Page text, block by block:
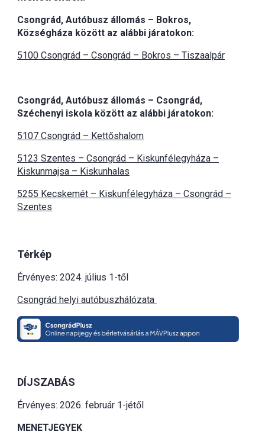
Csongrád, Autóbusz állomás – Bokros,
Községháza között az alábbi járatokon:
5100 Csongrád – Csongrád – Bokros – Tiszaalpár
Csongrád, Autóbusz állomás – Csongrád,
Széchenyi iskola között az alábbi járatokon:
5107 Csongrád – Kettőshalom
5123 Szentes – Csongrád – Kiskunfélegyháza –
Kiskunmajsa – Kiskunhalas
5255 Kecskemét – Kiskunfélegyháza – Csongrád –
Szentes
Térkép
Érvényes: 2024. július 1-től
Csongrád helyi autóbuszhálózata
DÍJSZABÁS
Érvényes: 2026. február 1-jétől
MENETJEGYEK